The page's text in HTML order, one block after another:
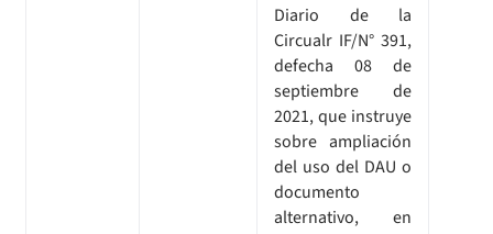
Diario de la
Circualr IF/N° 391,
defecha 08 de
septiembre de
2021, que instruye
sobre ampliación
del uso del DAU o
documento
alternativo, en